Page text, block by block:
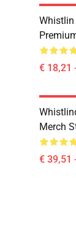
Whistlin
€ 18,21
Merch
€ 39,51